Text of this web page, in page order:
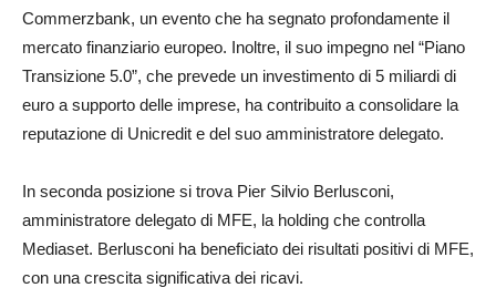
Commerzbank, un evento che ha segnato profondamente il
mercato finanziario europeo. Inoltre, il suo impegno nel “Piano
Transizione 5.0”, che prevede un investimento di 5 miliardi di
euro a supporto delle imprese, ha contribuito a consolidare la
reputazione di Unicredit e del suo amministratore delegato.
In seconda posizione si trova Pier Silvio Berlusconi,
amministratore delegato di MFE, la holding che controlla
Mediaset. Berlusconi ha beneficiato dei risultati positivi di MFE,
con una crescita significativa dei ricavi.